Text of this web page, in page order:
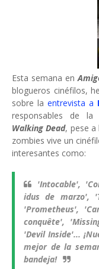
Esta semana en
blogueros cinéfilos,
sobre laentrevista a
responsables de la
Walking Dead, pese a
zombies vive un
interesantes como:
'Intocable',
idus de marzo',
'Prometheus',
conquête',
'Devil Inside'...
mejor de la
bandeja!